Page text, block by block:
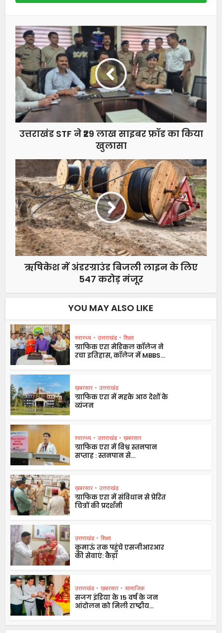
उत्तराखंड STF ने ₹29 लाख साइबर फ्रॉड का किया
खुलासा
ऋषिकेश में अंडरग्राउंड बिजली लाइन के लिए
547 करोड़ मंजूर
YOU MAY ALSO LIKE
स्वास्थ्य • उत्तराखंड • शिक्षा
ग्राफिक एरा मेडिकल कॉलेज ने
रचा इतिहास, कॉलेज में MBBS...
ख़बरसार • उत्तराखंड
ग्राफिक एरा में महके आठ देशों के
व्यंजन
स्वास्थ्य • उत्तराखंड • ख़बरसार
ग्राफिक एरा में विश्व स्तनपान
सप्ताह : स्तनपान से...
ख़बरसार • उत्तराखंड
ग्राफिक एरा में संविधान से प्रेरित
चित्रों की प्रदर्शनी
उत्तराखंड • शिक्षा
कुमाऊं तक पहुंचे एसजीआरआर
की सेवाएं: कैड़ा
उत्तराखंड • ख़बरसार • सामाजिक
सजग इंडिया के 15 वर्ष के जन
आंदोलन को मिली राष्ट्रीय...